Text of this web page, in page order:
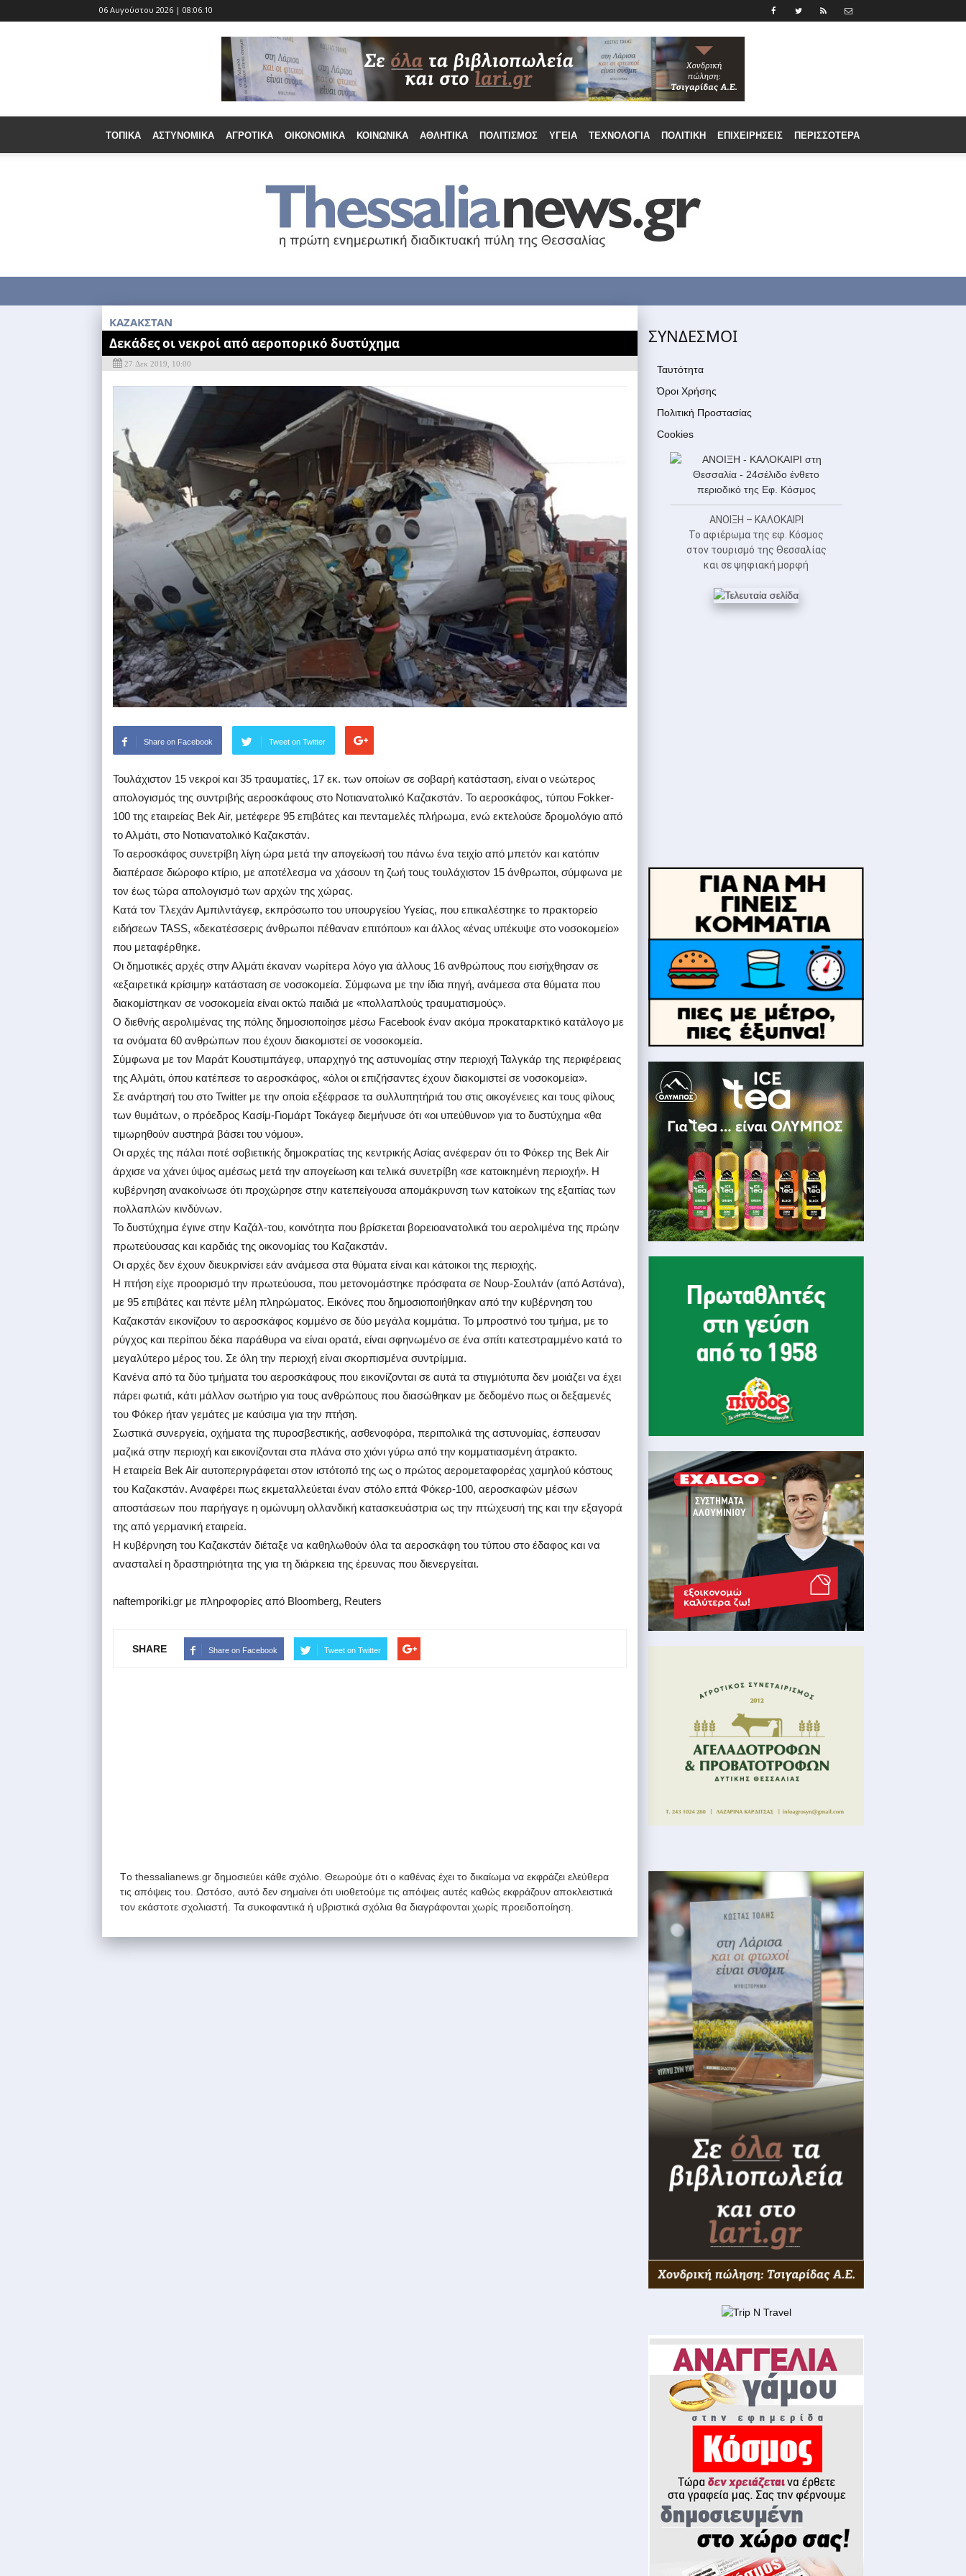
06 Αυγούστου 2026 | 08:06:11
ΤΟΠΙΚΆ ΑΣΤΥΝΟΜΙΚΆ ΑΓΡΟΤΙΚΆ ΟΙΚΟΝΟΜΙΚΆ ΚΟΙΝΩΝΙΚΆ ΑΘΛΗΤΙΚΆ ΠΟΛΙΤΙΣΜΌΣ ΥΓΕΊΑ ΤΕΧΝΟΛΟΓΊΑ ΠΟΛΙΤΙΚΉ ΕΠΙΧΕΙΡΉΣΕΙΣ ΠΕΡΙΣΣΟΤΕΡΑ
KAZAKΣΤΑΝ
Δεκάδες οι νεκροί από αεροπορικό δυστύχημα
27 Δεκ 2019, 10:00
Share on Facebook Tweet on Twitter
Τουλάχιστον 15 νεκροί και 35 τραυματίες, 17 εκ. των οποίων σε σοβαρή κατάσταση, είναι ο νεώτερος
απολογισμός της συντριβής αεροσκάφους στο Νοτιανατολικό Καζακστάν. Το αεροσκάφος, τύπου Fokker-
100 της εταιρείας Βek Air, μετέφερε 95 επιβάτες και πενταμελές πλήρωμα, ενώ εκτελούσε δρομολόγιο από
το Αλμάτι, στο Νοτιανατολικό Καζακστάν.
Το αεροσκάφος συνετρίβη λίγη ώρα μετά την απογείωσή του πάνω ένα τειχίο από μπετόν και κατόπιν
διαπέρασε διώροφο κτίριο, με αποτέλεσμα να χάσουν τη ζωή τους τουλάχιστον 15 άνθρωποι, σύμφωνα με
τον έως τώρα απολογισμό των αρχών της χώρας.
Κατά τον Τλεχάν Αμπιλντάγεφ, εκπρόσωπο του υπουργείου Υγείας, που επικαλέστηκε το πρακτορείο
ειδήσεων TASS, «δεκατέσσερις άνθρωποι πέθαναν επιτόπου» και άλλος «ένας υπέκυψε στο νοσοκομείο»
που μεταφέρθηκε.
Οι δημοτικές αρχές στην Αλμάτι έκαναν νωρίτερα λόγο για άλλους 16 ανθρώπους που εισήχθησαν σε
«εξαιρετικά κρίσιμη» κατάσταση σε νοσοκομεία. Σύμφωνα με την ίδια πηγή, ανάμεσα στα θύματα που
διακομίστηκαν σε νοσοκομεία είναι οκτώ παιδιά με «πολλαπλούς τραυματισμούς».
Ο διεθνής αερολιμένας της πόλης δημοσιοποίησε μέσω Facebook έναν ακόμα προκαταρκτικό κατάλογο με
τα ονόματα 60 ανθρώπων που έχουν διακομιστεί σε νοσοκομεία.
Σύμφωνα με τον Μαράτ Κουστιμπάγεφ, υπαρχηγό της αστυνομίας στην περιοχή Ταλγκάρ της περιφέρειας
της Αλμάτι, όπου κατέπεσε το αεροσκάφος, «όλοι οι επιζήσαντες έχουν διακομιστεί σε νοσοκομεία».
Σε ανάρτησή του στο Twitter με την οποία εξέφρασε τα συλλυπητήριά του στις οικογένειες και τους φίλους
των θυμάτων, ο πρόεδρος Κασίμ-Γιομάρτ Τοκάγεφ διεμήνυσε ότι «οι υπεύθυνοι» για το δυστύχημα «θα
τιμωρηθούν αυστηρά βάσει του νόμου».
Οι αρχές της πάλαι ποτέ σοβιετικής δημοκρατίας της κεντρικής Ασίας ανέφεραν ότι το Φόκερ της Bek Air
άρχισε να χάνει ύψος αμέσως μετά την απογείωση και τελικά συνετρίβη «σε κατοικημένη περιοχή». Η
κυβέρνηση ανακοίνωσε ότι προχώρησε στην κατεπείγουσα απομάκρυνση των κατοίκων της εξαιτίας των
πολλαπλών κινδύνων.
Το δυστύχημα έγινε στην Καζάλ-του, κοινότητα που βρίσκεται βορειοανατολικά του αερολιμένα της πρώην
πρωτεύουσας και καρδιάς της οικονομίας του Καζακστάν.
Οι αρχές δεν έχουν διευκρινίσει εάν ανάμεσα στα θύματα είναι και κάτοικοι της περιοχής.
Η πτήση είχε προορισμό την πρωτεύουσα, που μετονομάστηκε πρόσφατα σε Νουρ-Σουλτάν (από Αστάνα),
με 95 επιβάτες και πέντε μέλη πληρώματος. Εικόνες που δημοσιοποιήθηκαν από την κυβέρνηση του
Καζακστάν εικονίζουν το αεροσκάφος κομμένο σε δύο μεγάλα κομμάτια. Το μπροστινό του τμήμα, με το
ρύγχος και περίπου δέκα παράθυρα να είναι ορατά, είναι σφηνωμένο σε ένα σπίτι κατεστραμμένο κατά το
μεγαλύτερο μέρος του. Σε όλη την περιοχή είναι σκορπισμένα συντρίμμια.
Κανένα από τα δύο τμήματα του αεροσκάφους που εικονίζονται σε αυτά τα στιγμιότυπα δεν μοιάζει να έχει
πάρει φωτιά, κάτι μάλλον σωτήριο για τους ανθρώπους που διασώθηκαν με δεδομένο πως οι δεξαμενές
του Φόκερ ήταν γεμάτες με καύσιμα για την πτήση.
Σωστικά συνεργεία, οχήματα της πυροσβεστικής, ασθενοφόρα, περιπολικά της αστυνομίας, έσπευσαν
μαζικά στην περιοχή και εικονίζονται στα πλάνα στο χιόνι γύρω από την κομματιασμένη άτρακτο.
Η εταιρεία Bek Air αυτοπεριγράφεται στον ιστότοπό της ως ο πρώτος αερομεταφορέας χαμηλού κόστους
του Καζακστάν. Αναφέρει πως εκμεταλλεύεται έναν στόλο επτά Φόκερ-100, αεροσκαφών μέσων
αποστάσεων που παρήγαγε η ομώνυμη ολλανδική κατασκευάστρια ως την πτώχευσή της και την εξαγορά
της από γερμανική εταιρεία.
Η κυβέρνηση του Καζακστάν διέταξε να καθηλωθούν όλα τα αεροσκάφη του τύπου στο έδαφος και να
ανασταλεί η δραστηριότητα της για τη διάρκεια της έρευνας που διενεργείται.
naftemporiki.gr με πληροφορίες από Bloomberg, Reuters
SHARE Share on Facebook Tweet on Twitter
Tο thessalianews.gr δημοσιεύει κάθε σχόλιο. Θεωρούμε ότι ο καθένας έχει το δικαίωμα να εκφράζει ελεύθερα
τις απόψεις του. Ωστόσο, αυτό δεν σημαίνει ότι υιοθετούμε τις απόψεις αυτές καθώς εκφράζουν αποκλειστικά
τον εκάστοτε σχολιαστή. Τα συκοφαντικά ή υβριστικά σχόλια θα διαγράφονται χωρίς προειδοποίηση.
ΣΥΝΔΕΣΜΟΙ
Ταυτότητα
Όροι Χρήσης
Πολιτική Προστασίας
Cookies
ΑΝΟΙΞΗ – ΚΑΛΟΚΑΙΡΙ
Το αφιέρωμα της εφ. Κόσμος
στον τουρισμό της Θεσσαλίας
και σε ψηφιακή μορφή